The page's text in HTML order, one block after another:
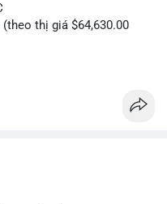
thị giá $64,630.00
giao dịch duy nhất cho
đến ví lạnh để tích trữ
thanh khoản ngay, cá